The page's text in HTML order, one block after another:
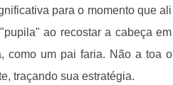
para o momento que ali
ao recostar a cabeça em
como um pai faria. Não a toa o
traçando sua estratégia.